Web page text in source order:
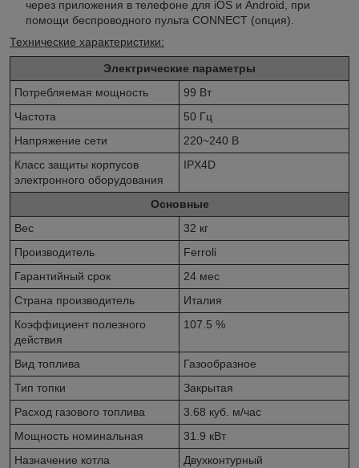
через приложения в телефоне для iOS и Android, при
помощи беспроводного пульта CONNECT (опция).
Технические характеристики:
Электрические параметры
Потребляемая мощность
99 Вт
Частота
50 Гц
Напряжение сети
220~240 В
Класс защиты корпусов
электронного оборудования
IPX4D
Основные
Вес
32 кг
Производитель
Ferroli
Гарантийный срок
24 мес
Страна производитель
Италия
Коэффициент полезного
действия
107.5 %
Вид топлива
Газообразное
Тип топки
Закрытая
Расход газового топлива
3.68 куб. м/час
Мощность номинальная
31.9 кВт
Назначение котла
Двухконтурный